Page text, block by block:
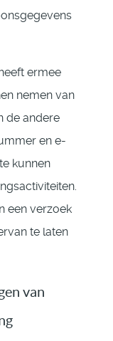
ermee
nemen van
de andere
en e-
kunnen
een verzoek
te laten
van